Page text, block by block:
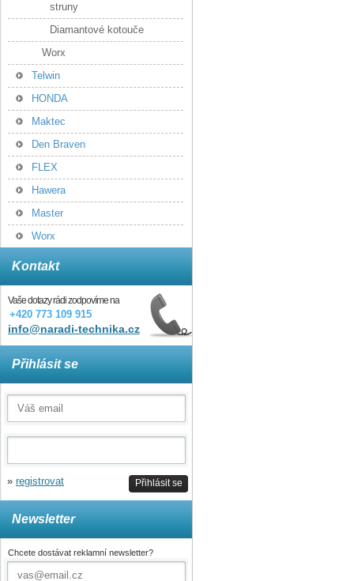
struny
Diamantové kotouče
Worx
Telwin
HONDA
Maktec
Den Braven
FLEX
Hawera
Master
Worx
Kontakt
Vaše dotazy rádi zodpovíme na
+420 773 109 915
info@naradi-technika.cz
Přihlásit se
Přihlásit se
» registrovat
Newsletter
Chcete dostávat reklamní newsletter?